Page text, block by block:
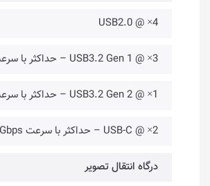
4× @ USB2.0
3× @ USB3.2 Gen 1 – حداکثر با سرعت 5Gbps
1× @ USB3.2 Gen 2 – حداکثر با سرعت 10Gbps
2× @ USB-C – حداکثر با سرعت 40Gbps
درگاه انتقال تصویر